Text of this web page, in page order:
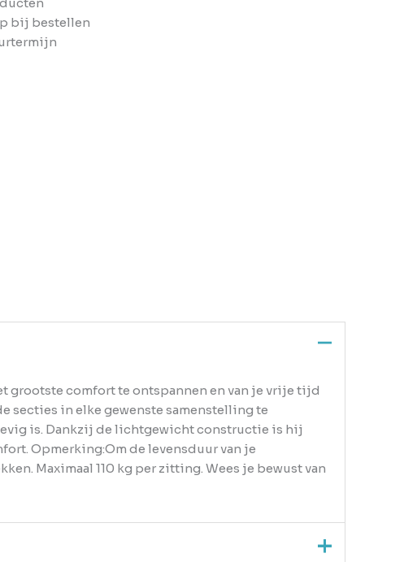
bij bestellen
comfort te ontspannen en van je vrije tijd
secties in elke gewenste samenstelling te
is. Dankzij de lichtgewicht constructie is hij
Opmerking:Om de levensduur van je
Maximaal 110 kg per zitting. Wees je bewust van